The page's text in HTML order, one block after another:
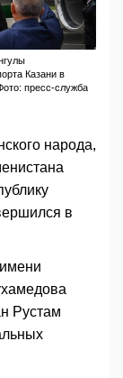
Казани в
пресс-служба
народа,
в
Рустам